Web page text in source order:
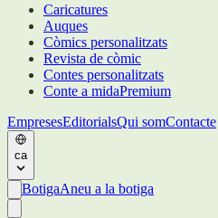
Caricatures
Auques
Còmics personalitzats
Revista de còmic
Contes personalitzats
Conte a midaPremium
EmpresesEditorialsQui somContacte
ca
BotigaAneu a la botiga